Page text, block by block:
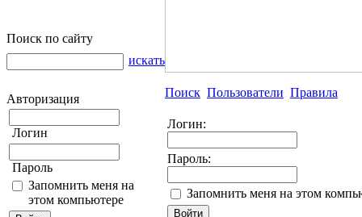
Поиск по сайту
искать
Авторизация
Логин
Пароль
Запомнить меня на
этом компьютере
Поиск Пользователи Правила
Логин:
Пароль:
Запомнить меня на этом